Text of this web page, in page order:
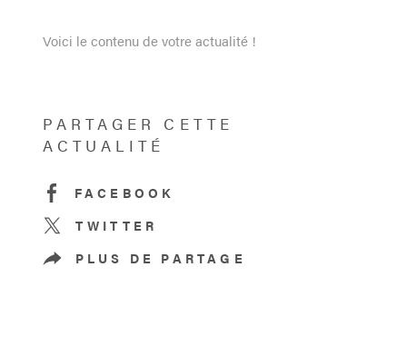
Voici le contenu de votre actualité !
PARTAGER CETTE
ACTUALITÉ
FACEBOOK
TWITTER
PLUS DE PARTAGE